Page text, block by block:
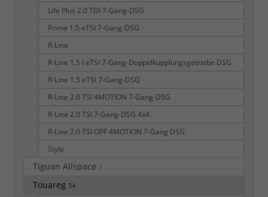
Life Plus 2.0 TDI 7-Gang-DSG
Prime 1.5 eTSI 7-Gang-DSG
R-Line
R-Line 1,5 l eTSI 7-Gang-Doppelkupplungsgetriebe DSG
R-Line 1.5 eTSI 7-Gang-DSG
R-Line 2.0 TSI 4MOTION 7-Gang-DSG
R-Line 2.0 TSI 7-Gang-DSG 4x4
R-Line 2.0 TSI OPF 4MOTION 7-Gang DSG
Style
Tiguan Allspace 1
Touareg 34